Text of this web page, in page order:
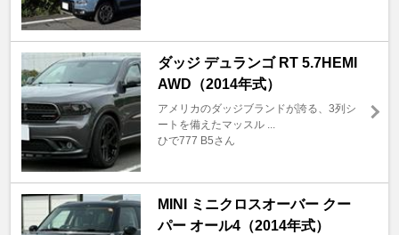
ダッジ デュランゴ RT 5.7HEMI
AWD（2014年式）
アメリカのダッジブランドが誇る、3列シ
ートを備えたマッスル ...
ひで777 B5さん
MINI ミニクロスオーバー クー
パー オール4（2014年式）